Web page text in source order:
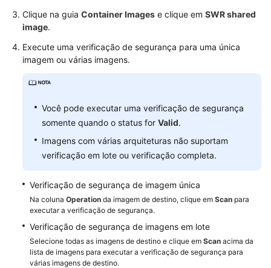
mudanças
Referência
de
API
frequentes
Melhores
práticas
disponível
Clique na guia Container Images e clique em SWR shared
image.
Execute uma verificação de segurança para uma única
imagem ou várias imagens.
Você pode executar uma verificação de segurança
somente quando o status for Valid.
Imagens com várias arquiteturas não suportam
verificação em lote ou verificação completa.
Verificação de segurança de imagem única
Na coluna Operation da imagem de destino, clique em Scan para
executar a verificação de segurança.
Verificação de segurança de imagens em lote
Selecione todas as imagens de destino e clique em Scan acima da
lista de imagens para executar a verificação de segurança para
várias imagens de destino.